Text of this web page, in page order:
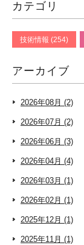
カテゴリ
技術情報 (254)
アーカイブ
2026年08月 (2)
2026年07月 (2)
2026年06月 (3)
2026年04月 (4)
2026年03月 (1)
2026年02月 (1)
2025年12月 (1)
2025年11月 (1)